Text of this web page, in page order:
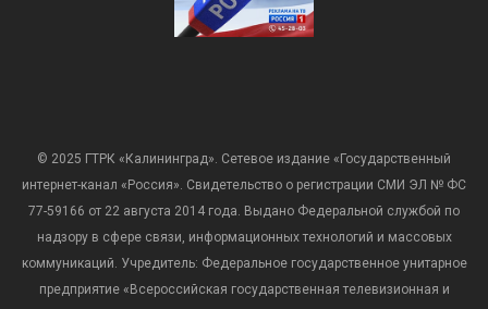
© 2025 ГТРК «Калининград». Сетевое издание «Государственный
интернет-канал «Россия». Свидетельство о регистрации СМИ ЭЛ № ФС
77-59166 от 22 августа 2014 года. Выдано Федеральной службой по
надзору в сфере связи, информационных технологий и массовых
коммуникаций. Учредитель: Федеральное государственное унитарное
предприятие «Всероссийская государственная телевизионная и